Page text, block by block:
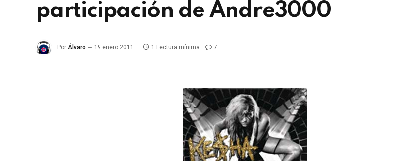
participación de Andre3000
Por Álvaro 19 enero 2011 1 Lectura mínima 7